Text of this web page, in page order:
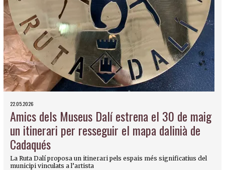
22.05.2026
Amics dels Museus Dalí estrena el 30 de maig
un itinerari per resseguir el mapa dalinià de
Cadaqués
La Ruta Dalí proposa un itinerari pels espais més significatius del
municipi vinculats a l’artista